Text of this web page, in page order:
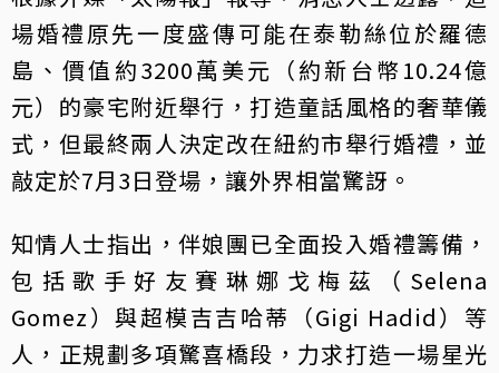
場婚禮原先一度盛傳可能在泰勒絲位於羅德
島、價值約3200萬美元（約新台幣10.24億
元）的豪宅附近舉行，打造童話風格的奢華儀
式，但最終兩人決定改在紐約市舉行婚禮，並
敲定於7月3日登場，讓外界相當驚訝。
知情人士指出，伴娘團已全面投入婚禮籌備，
包括歌手好友賽琳娜戈梅茲（Selena
Gomez）與超模吉吉哈蒂（Gigi Hadid）等
人，正規劃多項驚喜橋段，力求打造一場星光